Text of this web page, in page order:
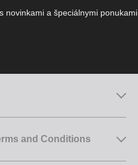
novinkami a špeciálnymi ponukami
and Conditions